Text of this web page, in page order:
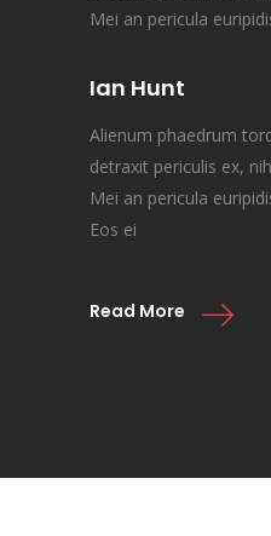
Mei an pericula
Ian Hunt
Alienum phaedrum
detraxit periculis ex,
Mei an pericula
Eos ei
Read More